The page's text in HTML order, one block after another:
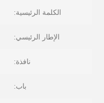
الكلمة الرئيسية:
الإطار الرئيسي:
نافذة:
باب: